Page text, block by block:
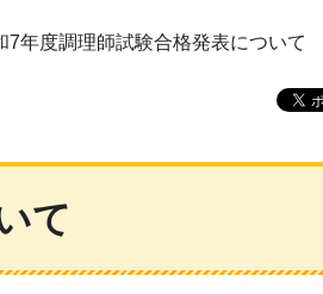
7年度調理師試験合格発表について
て